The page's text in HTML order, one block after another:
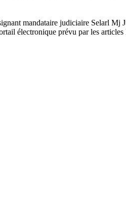
mandataire judiciaire Selarl Mj
électronique prévu par les